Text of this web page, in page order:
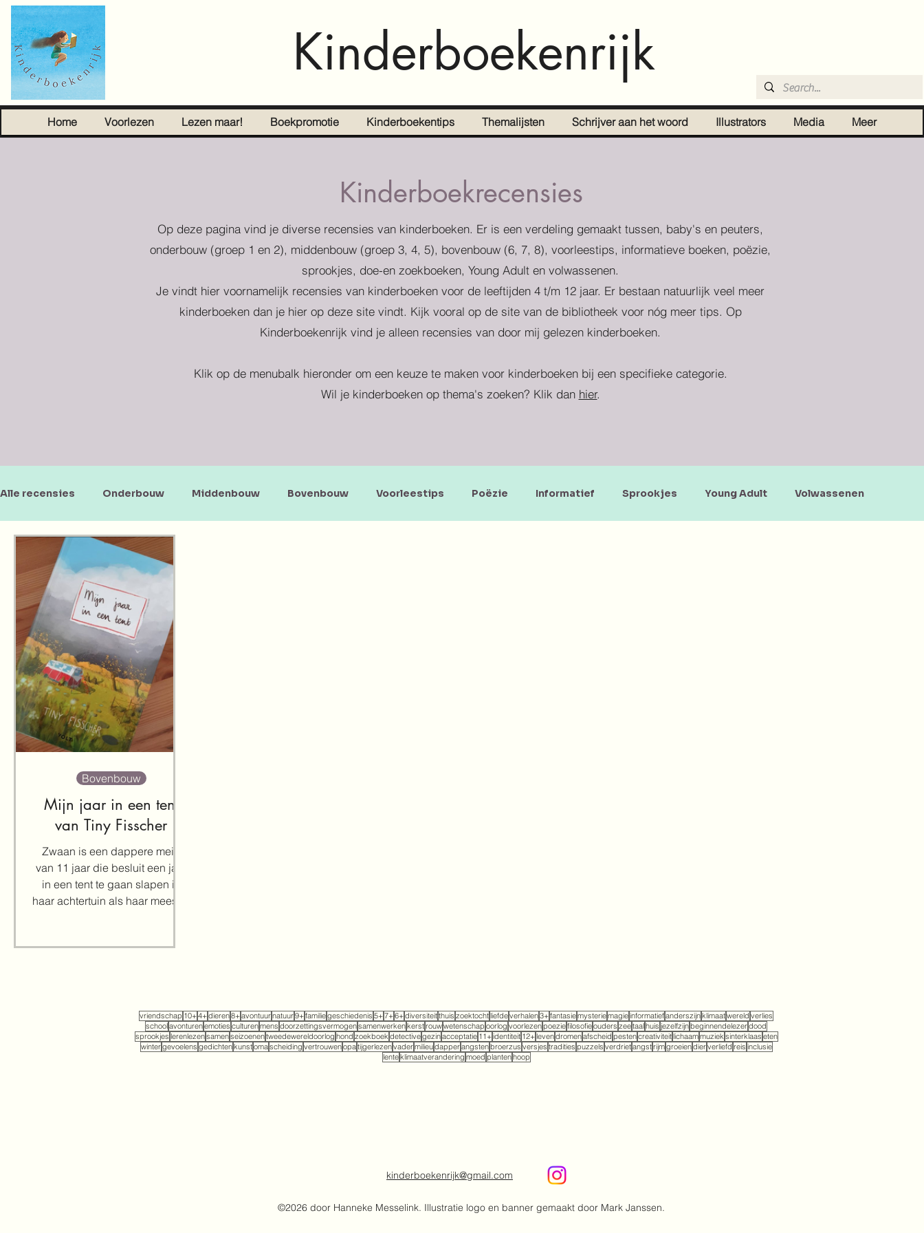
Kinderboekenrijk
Home Voorlezen Lezen maar! Boekpromotie Kinderboekentips Themalijsten Schrijver aan het woord Illustrators Media Meer
Kinderboekrecensies
Op deze pagina vind je diverse recensies van kinderboeken. Er is een verdeling gemaakt tussen, baby's en peuters,
onderbouw (groep 1 en 2), middenbouw (groep 3, 4, 5), bovenbouw (6, 7, 8), voorleestips, informatieve boeken, poëzie,
sprookjes, doe-en zoekboeken, Young Adult en volwassenen.
Je vindt hier voornamelijk recensies van kinderboeken voor de leeftijden 4 t/m 12 jaar. Er bestaan natuurlijk veel meer
kinderboeken dan je hier op deze site vindt. Kijk vooral op de site van de bibliotheek voor nóg meer tips. Op
Kinderboekenrijk vind je alleen recensies van door mij gelezen kinderboeken.
Klik op de menubalk hieronder om een keuze te maken voor kinderboeken bij een specifieke categorie.
Wil je kinderboeken op thema's zoeken? Klik dan hier.
Alle recensies Onderbouw Middenbouw Bovenbouw Voorleestips Poëzie Informatief Sprookjes Young Adult Volwassenen
Doe-en zoekboeken
Mijn jaar in een tent
van Tiny Fisscher
Zwaan is een dappere meid
van 11 jaar die besluit een jaar
in een tent te gaan slapen in
haar achtertuin als haar meester
Bovenbouw
vriendschap 10+4+dieren8+avontuurnatuur9+familiegeschiedenis 5+7+6+diversiteitthuis zoektochtliefdeverhalen3+fantasiemysteriemagieinformatiefanderszijnklimaatwereld verlies
schoolavonturenemoties culturenmens doorzettingsvermogensamenwerkenkerstrouwwetenschap oorlog voorlezenpoeziefilosofieouders zeetaalhuis jezelfzijnbeginnendelezerdood
sprookjes lerenlezensamenseizoenentweedewereldoorlog hond zoekboek detectivegezinacceptatie 11+identiteit 12+levendromenafscheid pestencreativiteitlichaammuziek sinterklaas eten
wintergevoelens gedichtenkunstomascheiding vertrouwenopatijgerlezenvadermilieudapperangstenbroerzus versjes tradities puzzels verdrietangstrijmgroeiendierverliefd reis inclusie
lenteklimaatverandering moed plantenhoop
kinderboekenrijk@gmail.com
©2026 door Hanneke Messelink. Illustratie logo en banner gemaakt door Mark Janssen.